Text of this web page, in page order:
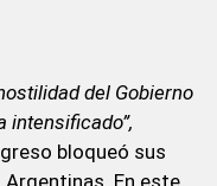
del Gobierno
intensificado”,
bloqueó sus
En este